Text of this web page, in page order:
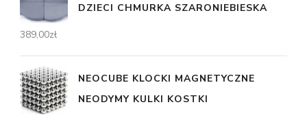
DZIECI CHMURKA SZARONIEBIESKA
389,00zł
NEOCUBE KLOCKI MAGNETYCZNE
NEODYMY KULKI KOSTKI